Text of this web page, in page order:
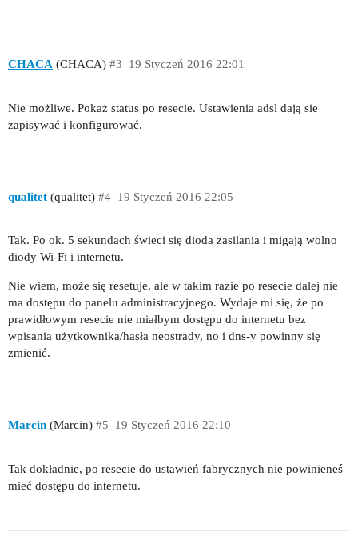
CHACA (CHACA) 19 Styczeń 2016 22:01
#3
Nie możliwe. Pokaż status po resecie. Ustawienia adsl dają sie
zapisywać i konfigurować.
qualitet (qualitet) 19 Styczeń 2016 22:05
#4
Tak. Po ok. 5 sekundach świeci się dioda zasilania i migają wolno
diody Wi-Fi i internetu.
Nie wiem, może się resetuje, ale w takim razie po resecie dalej nie
ma dostępu do panelu administracyjnego. Wydaje mi się, że po
prawidłowym resecie nie miałbym dostępu do internetu bez
wpisania użytkownika/hasła neostrady, no i dns-y powinny się
zmienić.
Marcin (Marcin) 19 Styczeń 2016 22:10
#5
Tak dokładnie, po resecie do ustawień fabrycznych nie powinieneś
mieć dostępu do internetu.